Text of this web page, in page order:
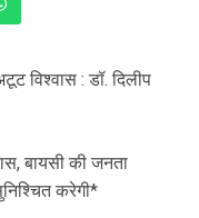
विश्वास : डॉ. दिलीप
बायसी की जनता
करेगी*